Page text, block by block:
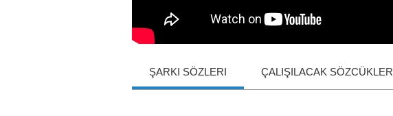
ŞARKI SÖZLERI ÇALIŞILACAK SÖZCÜKLER